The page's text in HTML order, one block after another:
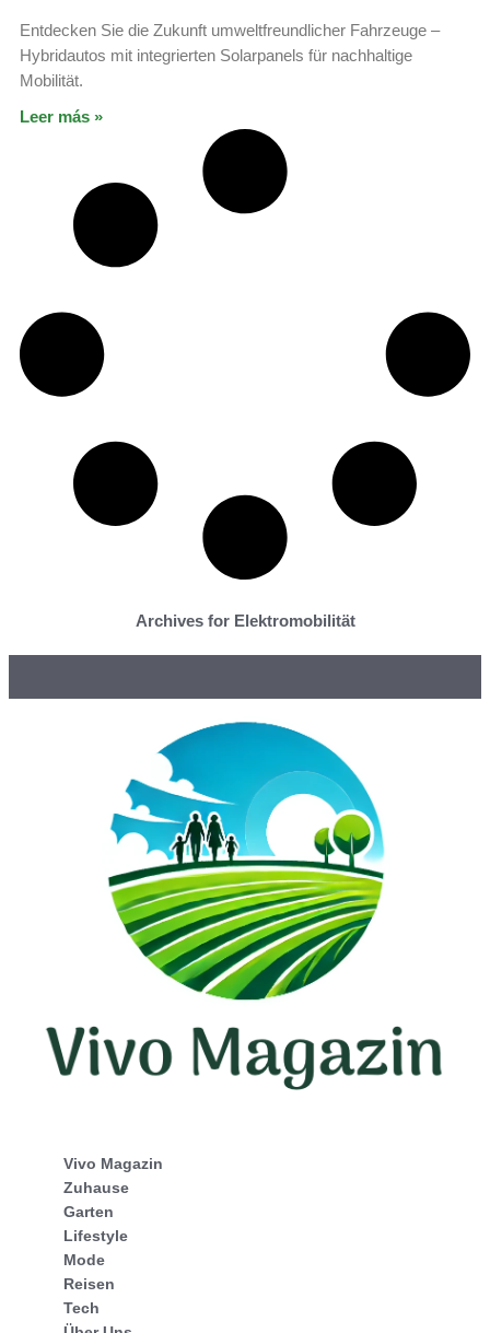
Entdecken Sie die Zukunft umweltfreundlicher Fahrzeuge –
Hybridautos mit integrierten Solarpanels für nachhaltige
Mobilität.
Leer más »
Archives for Elektromobilität
Vivo Magazin
Zuhause
Garten
Lifestyle
Mode
Reisen
Tech